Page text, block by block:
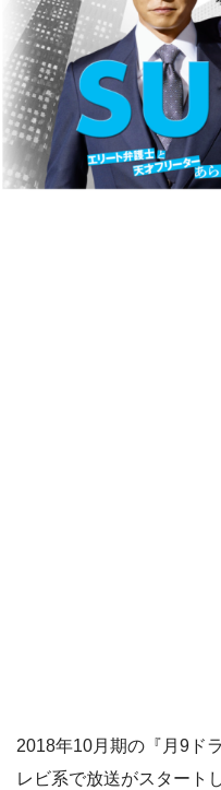
2018年10月期の『月9ド
レビ系で放送がスタート